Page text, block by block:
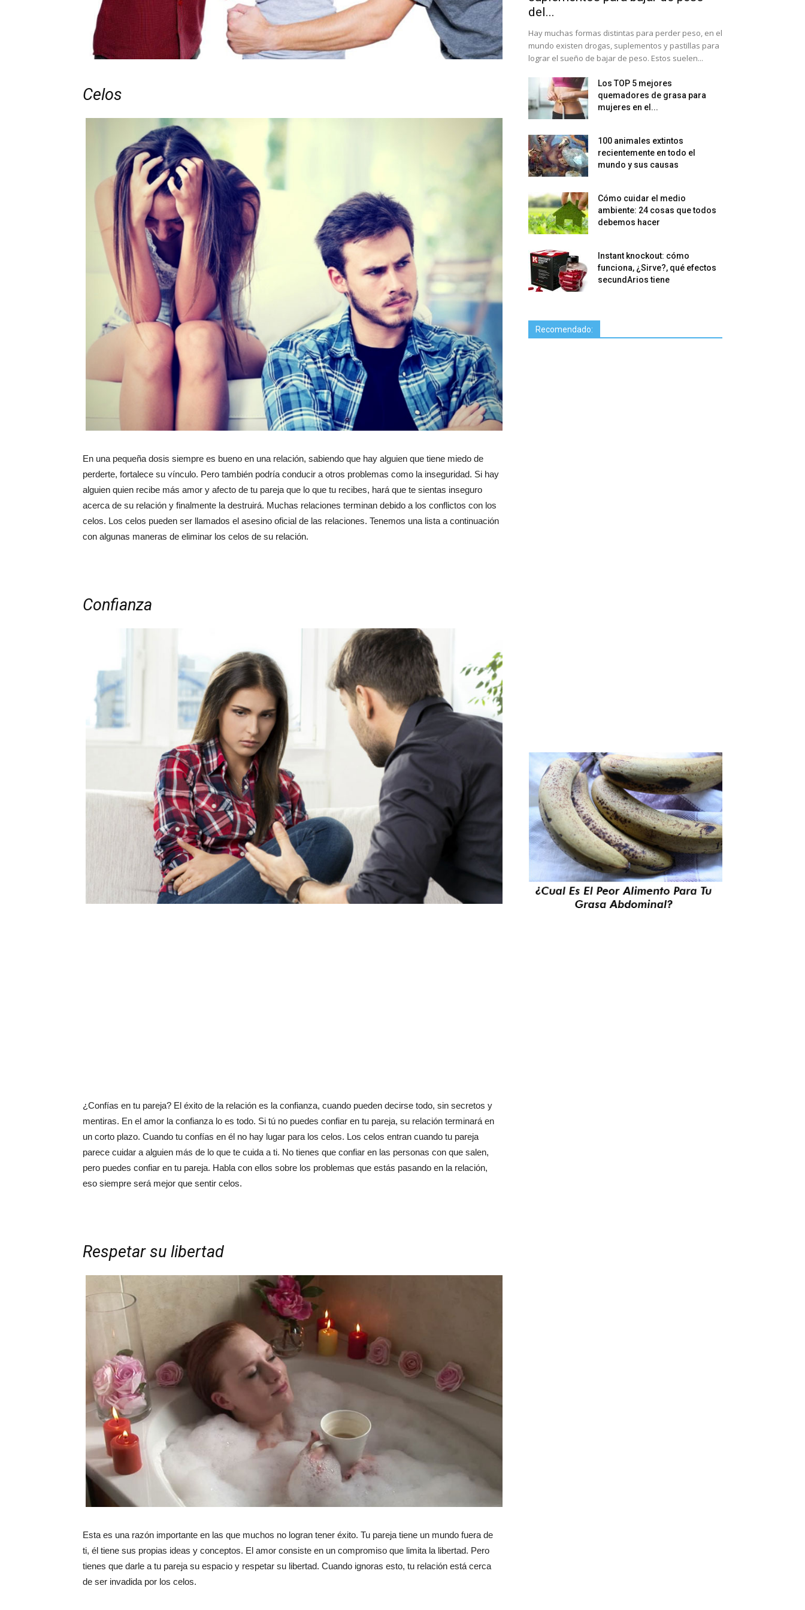
Celos
En una pequeña dosis siempre es bueno en una relación, sabiendo que hay alguien que tiene miedo de
perderte, fortalece su vínculo. Pero también podría conducir a otros problemas como la inseguridad. Si hay
alguien quien recibe más amor y afecto de tu pareja que lo que tu recibes, hará que te sientas inseguro
acerca de su relación y finalmente la destruirá. Muchas relaciones terminan debido a los conflictos con los
celos. Los celos pueden ser llamados el asesino oficial de las relaciones. Tenemos una lista a continuación
con algunas maneras de eliminar los celos de su relación.
Confianza
¿Confías en tu pareja? El éxito de la relación es la confianza, cuando pueden decirse todo, sin secretos y
mentiras. En el amor la confianza lo es todo. Si tú no puedes confiar en tu pareja, su relación terminará en
un corto plazo. Cuando tu confías en él no hay lugar para los celos. Los celos entran cuando tu pareja
parece cuidar a alguien más de lo que te cuida a ti. No tienes que confiar en las personas con que salen,
pero puedes confiar en tu pareja. Habla con ellos sobre los problemas que estás pasando en la relación,
eso siempre será mejor que sentir celos.
Respetar su libertad
Esta es una razón importante en las que muchos no logran tener éxito. Tu pareja tiene un mundo fuera de
ti, él tiene sus propias ideas y conceptos. El amor consiste en un compromiso que limita la libertad. Pero
tienes que darle a tu pareja su espacio y respetar su libertad. Cuando ignoras esto, tu relación está cerca
de ser invadida por los celos.
del...
Hay muchas formas distintas para perder peso, en el
mundo existen drogas, suplementos y pastillas para
lograr el sueño de bajar de peso. Estos suelen...
Los TOP 5 mejores
quemadores de grasa para
mujeres en el...
100 animales extintos
recientemente en todo el
mundo y sus causas
Cómo cuidar el medio
ambiente: 24 cosas que todos
debemos hacer
Instant knockout: cómo
funciona, ¿Sirve?, qué efectos
secundArios tiene
Recomendado: